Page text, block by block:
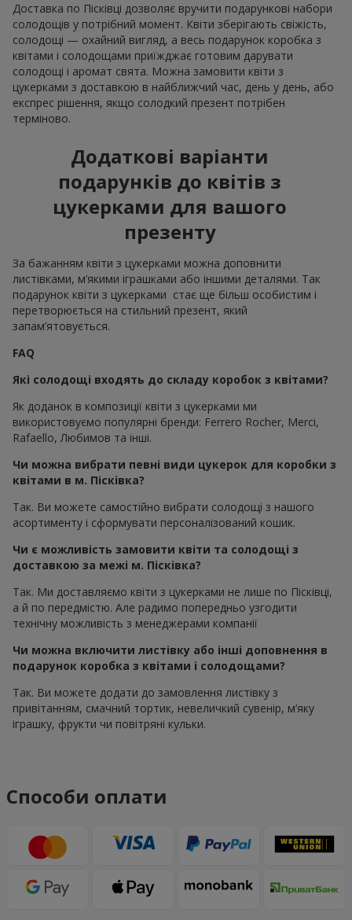
Доставка по Пісківці дозволяє вручити подарункові набори
солодощів у потрібний момент. Квіти зберігають свіжість,
солодощі — охайний вигляд, а весь подарунок коробка з
квітами і солодощами приїжджає готовим дарувати
солодощі і аромат свята. Можна замовити квіти з
цукерками з доставкою в найближчий час, день у день, або
експрес рішення, якщо солодкий презент потрібен
терміново.
Додаткові варіанти
подарунків до квітів з
цукерками для вашого
презенту
За бажанням квіти з цукерками можна доповнити
листівками, м’якими іграшками або іншими деталями. Так
подарунок квіти з цукерками стає ще більш особистим і
перетворюється на стильний презент, який
запам’ятовується.
FAQ
Які солодощі входять до складу коробок з квітами?
Як доданок в композиції квіти з цукерками ми
використовуємо популярні бренди: Ferrero Rocher, Merci,
Rafaello, Любимов та інші.
Чи можна вибрати певні види цукерок для коробки з
квітами в м. Пісківка?
Так. Ви можете самостійно вибрати солодощі з нашого
асортименту і сформувати персоналізований кошик.
Чи є можливість замовити квіти та солодощі з
доставкою за межі м. Пісківка?
Так. Ми доставляємо квіти з цукерками не лише по Пісківці,
а й по передмістю. Але радимо попередньо узгодити
технічну можливість з менеджерами компанії
Чи можна включити листівку або інші доповнення в
подарунок коробка з квітами і солодощами?
Так. Ви можете додати до замовлення листівку з
привітанням, смачний тортик, невеличкий сувенір, м’яку
іграшку, фрукти чи повітряні кульки.
Способи оплати